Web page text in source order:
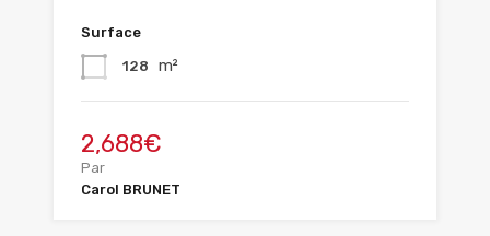
Surface
128 m²
2,688€
Par
Carol BRUNET